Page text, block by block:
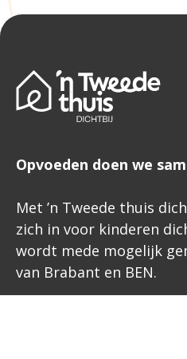
Opvoeden doen we
Met ’n Tweede thuis
zich in voor kinderen
wordt mede mogelijk
van Brabant en BEN.